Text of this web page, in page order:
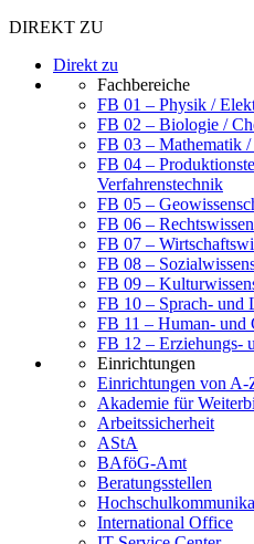
DIREKT ZU
Direkt zu
Fachbereiche
FB 01 – Physik /
FB 02 – Biologie /
FB 03 – Mathematik
FB 04 –
Verfahrenstechnik
FB 05 –
FB 06 –
FB 07 –
FB 08 –
FB 09 –
FB 10 – Sprach- und
FB 11 – Human- und
FB 12 – Erziehungs-
Einrichtungen
Einrichtungen von A-
Akademie für
Arbeitssicherheit
AStA
BAföG-Amt
Beratungsstellen
International Office